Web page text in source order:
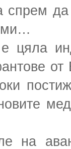
спрем
цяла
на